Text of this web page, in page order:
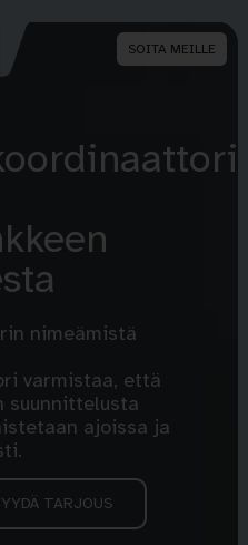
SOITA MEILLE
nimeämistä
varmistaa, että
suunnittelusta
ajoissa ja
TARJOUS